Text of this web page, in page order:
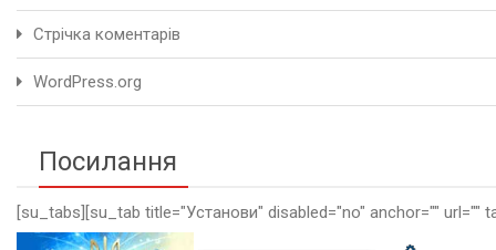
Стрічка коментарів
WordPress.org
Посилання
[su_tabs][su_tab title="Установи" disabled="no" anchor=""